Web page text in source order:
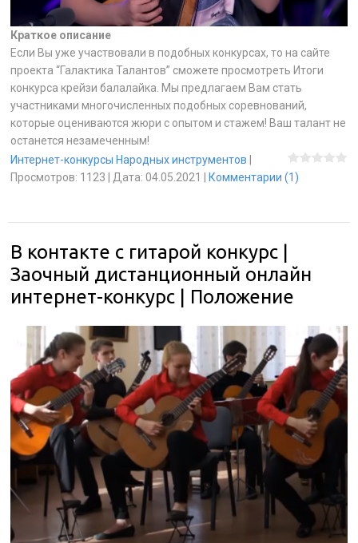
Краткое описание
Если Вы уже участвовали в подобных конкурсах, то на сайте
проекта “Галактика Талантов” сможете просмотреть Итоги
конкурса крейзи балалайка. Мы предлагаем Вам стать
участниками многочисленных подобных соревнований,
которые оцениваются жюри с опытом и стажем! Ваш талант не
останется незамеченным!
Интернет-конкурсы Народных инструментов
Просмотров: 1123 Дата: 04.05.2021 Комментарии (1)
В контакте с гитарой конкурс |
Заочный дистанционный онлайн
интернет-конкурс | Положение